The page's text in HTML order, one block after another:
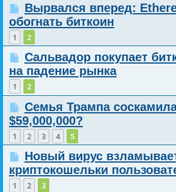
Вырвался вперед:
обогнать биткоин
1 2
Сальвадор покупает
на падение рынка
1 2
Семья Трампа
$59,000,000?
1 2 3 4 5
Новый вирус
криптокошельки
1 2 3